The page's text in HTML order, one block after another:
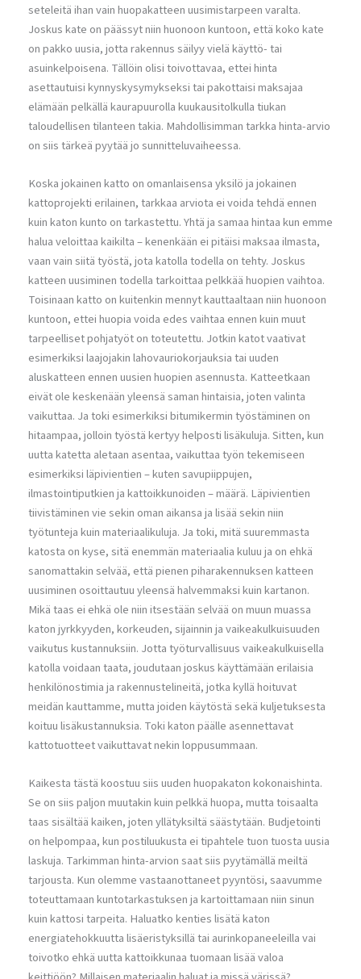
seteleitä ihan vain huopakatteen uusimistarpeen varalta.
Joskus kate on päässyt niin huonoon kuntoon, että koko kate
on pakko uusia, jotta rakennus säilyy vielä käyttö- tai
asuinkelpoisena. Tällöin olisi toivottavaa, ettei hinta
asettautuisi kynnyskysymykseksi tai pakottaisi maksajaa
elämään pelkällä kaurapuurolla kuukausitolkulla tiukan
taloudellisen tilanteen takia. Mahdollisimman tarkka hinta-arvio
on siis tärkeä pyytää jo sunnitteluvaiheessa.
Koska jokainen katto on omanlaisensa yksilö ja jokainen
kattoprojekti erilainen, tarkkaa arviota ei voida tehdä ennen
kuin katon kunto on tarkastettu. Yhtä ja samaa hintaa kun emme
halua veloittaa kaikilta – kenenkään ei pitäisi maksaa ilmasta,
vaan vain siitä työstä, jota katolla todella on tehty. Joskus
katteen uusiminen todella tarkoittaa pelkkää huopien vaihtoa.
Toisinaan katto on kuitenkin mennyt kauttaaltaan niin huonoon
kuntoon, ettei huopia voida edes vaihtaa ennen kuin muut
tarpeelliset pohjatyöt on toteutettu. Jotkin katot vaativat
esimerkiksi laajojakin lahovauriokorjauksia tai uuden
aluskatteen ennen uusien huopien asennusta. Katteetkaan
eivät ole keskenään yleensä saman hintaisia, joten valinta
vaikuttaa. Ja toki esimerkiksi bitumikermin työstäminen on
hitaampaa, jolloin työstä kertyy helposti lisäkuluja. Sitten, kun
uutta katetta aletaan asentaa, vaikuttaa työn tekemiseen
esimerkiksi läpivientien – kuten savupiippujen,
ilmastointiputkien ja kattoikkunoiden – määrä. Läpivientien
tiivistäminen vie sekin oman aikansa ja lisää sekin niin
työtunteja kuin materiaalikuluja. Ja toki, mitä suuremmasta
katosta on kyse, sitä enemmän materiaalia kuluu ja on ehkä
sanomattakin selvää, että pienen piharakennuksen katteen
uusiminen osoittautuu yleensä halvemmaksi kuin kartanon.
Mikä taas ei ehkä ole niin itsestään selvää on muun muassa
katon jyrkkyyden, korkeuden, sijainnin ja vaikeakulkuisuuden
vaikutus kustannuksiin. Jotta työturvallisuus vaikeakulkuisella
katolla voidaan taata, joudutaan joskus käyttämään erilaisia
henkilönostimia ja rakennustelineitä, jotka kyllä hoituvat
meidän kauttamme, mutta joiden käytöstä sekä kuljetuksesta
koituu lisäkustannuksia. Toki katon päälle asennettavat
kattotuotteet vaikuttavat nekin loppusummaan.
Kaikesta tästä koostuu siis uuden huopakaton kokonaishinta.
Se on siis paljon muutakin kuin pelkkä huopa, mutta toisaalta
taas sisältää kaiken, joten yllätyksiltä säästytään. Budjetointi
on helpompaa, kun postiluukusta ei tipahtele tuon tuosta uusia
laskuja. Tarkimman hinta-arvion saat siis pyytämällä meiltä
tarjousta. Kun olemme vastaanottaneet pyyntösi, saavumme
toteuttamaan kuntotarkastuksen ja kartoittamaan niin sinun
kuin kattosi tarpeita. Haluatko kenties lisätä katon
energiatehokkuutta lisäeristyksillä tai aurinkopaneeleilla vai
toivotko ehkä uutta kattoikkunaa tuomaan lisää valoa